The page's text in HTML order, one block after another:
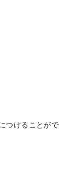
つけることがで